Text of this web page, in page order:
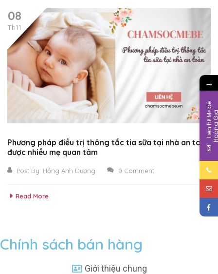
08
Th11
Phương pháp điều trị thông tắc tia sữa tại nhà an toàn
được nhiều mẹ quan tâm
Post By: Hồng Anh Dương 0 Comment
Read More
Chính sách bán hàng
Giới thiệu chung
→
L
i
ê
n
h
ệ
M
b
é
H
o
à
n
g
G
i